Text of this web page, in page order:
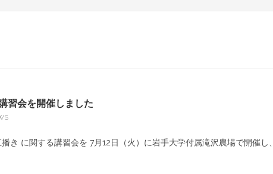
習会を開催しました
き に関する講習会を 7月12日（火）に岩手大学付属滝沢農場で開催し、